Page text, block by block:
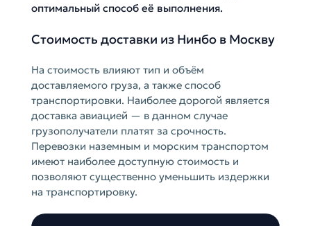
оптимальный способ её выполнения.
Стоимость доставки из Нинбо в Москву
На стоимость влияют тип и объём
доставляемого груза, а также способ
транспортировки. Наиболее дорогой является
доставка авиацией — в данном случае
грузополучатели платят за срочность.
Перевозки наземным и морским транспортом
имеют наиболее доступную стоимость и
позволяют существенно уменьшить издержки
на транспортировку.